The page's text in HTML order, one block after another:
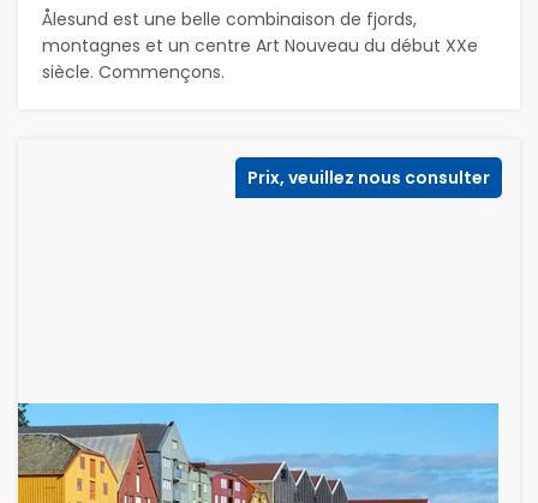
Ålesund est une belle combinaison de fjords,
montagnes et un centre Art Nouveau du début XXe
siècle. Commençons.
Prix, veuillez nous consulter